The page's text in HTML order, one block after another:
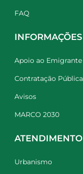
FAQ
INFORMAÇÕES
Apoio ao Emigrante
Contratação Pública
Avisos
MARCO 2030
ATENDIMENTO
Urbanismo